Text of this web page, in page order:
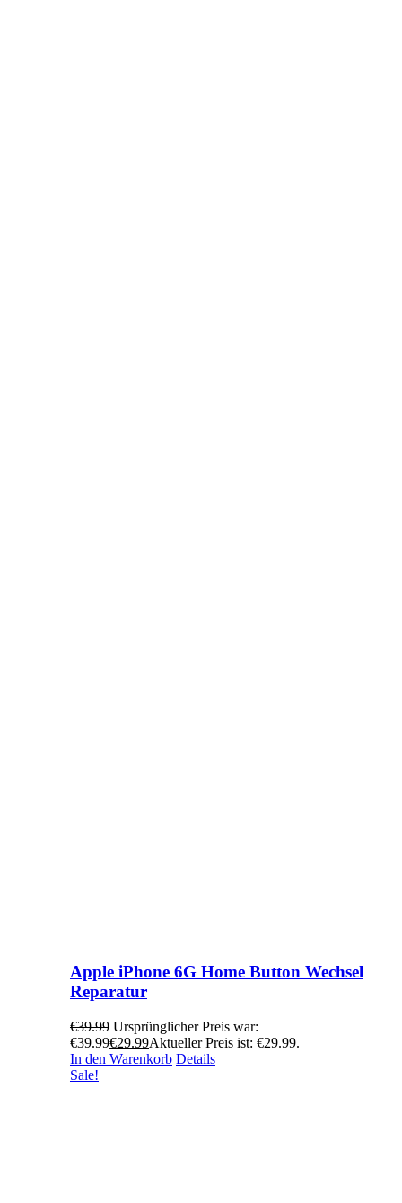
Apple iPhone 6G Home Button Wechsel
Reparatur
€39.99 Ursprünglicher Preis war:
€39.99€29.99Aktueller Preis ist: €29.99.
In den Warenkorb Details
Sale!